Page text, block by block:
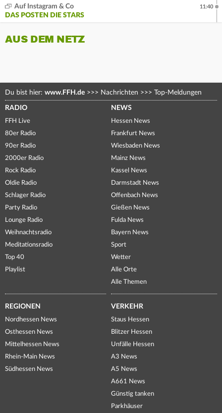
Auf Instagram & Co
DAS POSTEN DIE STARS
11:40
AUS DEM NETZ
Du bist hier: www.FFH.de >>> Nachrichten >>> Top-Meldungen
RADIO
FFH Live
80er Radio
90er Radio
2000er Radio
Rock Radio
Oldie Radio
Schlager Radio
Party Radio
Lounge Radio
Weihnachtsradio
Meditationsradio
Top 40
Playlist
NEWS
Hessen News
Frankfurt News
Wiesbaden News
Mainz News
Kassel News
Darmstadt News
Offenbach News
Gießen News
Fulda News
Bayern News
Sport
Wetter
Alle Orte
Alle Themen
REGIONEN
Nordhessen News
Osthessen News
Mittelhessen News
Rhein-Main News
Südhessen News
VERKEHR
Staus Hessen
Blitzer Hessen
Unfälle Hessen
A3 News
A5 News
A661 News
Günstig tanken
Parkhäuser